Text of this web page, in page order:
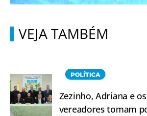
VEJA TAMBÉM
POLÍTICA
Zezinho, Adriana e
vereadores tomam